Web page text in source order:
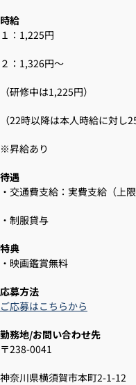
時給
１：1,225円
２：1,326円～
（研修中は1,225円）
（22時以降は本人時給に対し
※昇給あり
待遇
・交通費支給：実費支給（上
・制服貸与
特典
・映画鑑賞無料
応募方法
ご応募はこちらから
勤務地/お問い合わせ先
〒238-0041
神奈川県横須賀市本町2-1-12